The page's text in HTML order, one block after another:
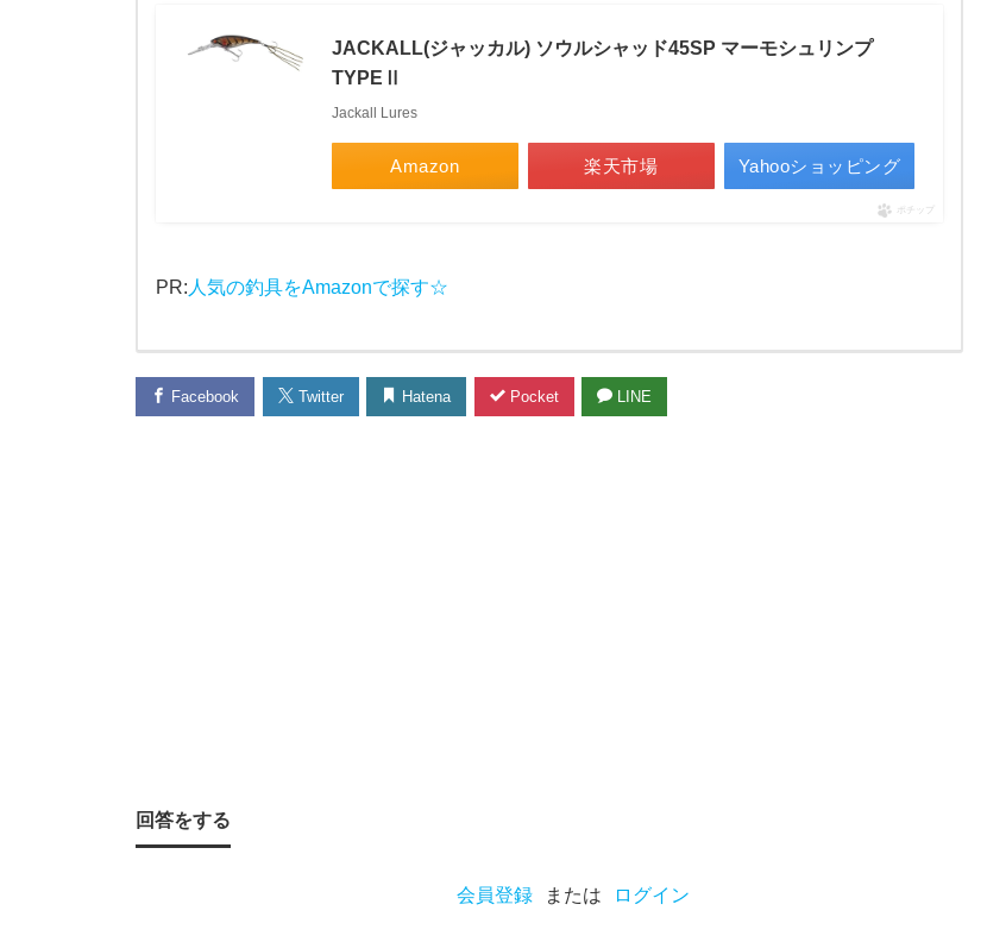
ろ
で
オ
カ
予
定
JACKALL(ジャッカル) ソウルシャッド45SP マーモシュリンプ
TYPEⅡ
Jackall Lures
Amazon 楽天市場 Yahooショッピング
ポチップ
PR: 人気の釣具をAmazonで探す☆
Facebook Twitter Hatena Pocket LINE
回答をする
会員登録 または ログイン